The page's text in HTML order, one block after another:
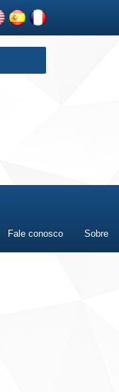
Fale conosco Sobre